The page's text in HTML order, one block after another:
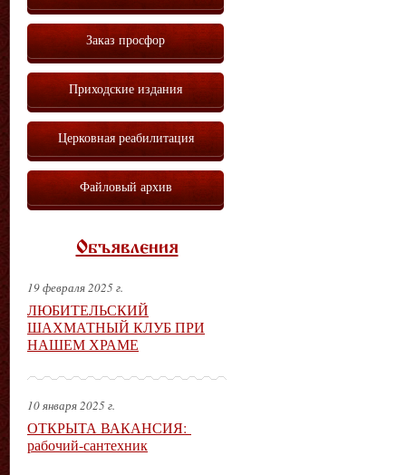
Заказ просфор
Приходские издания
Церковная реабилитация
Файловый архив
Объявления
19 февраля 2025 г.
ЛЮБИТЕЛЬСКИЙ
ШАХМАТНЫЙ КЛУБ ПРИ
НАШЕМ ХРАМЕ
10 января 2025 г.
ОТКРЫТА ВАКАНСИЯ:
рабочий-сантехник